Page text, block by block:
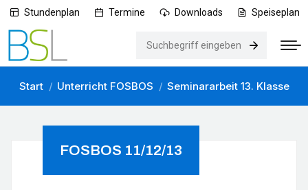
Stundenplan Termine Downloads Speiseplan
Search:
Sie befinden sich hier:
Start Unterricht FOSBOS Seminararbeit 13. Klasse
FOSBOS 11/12/13